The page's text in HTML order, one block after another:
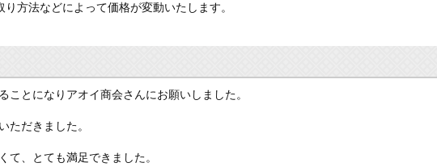
方法などによって価格が変動いたします。
ことになりアオイ商会さんにお願いしました。
ただきました。
て、とても満足できました。